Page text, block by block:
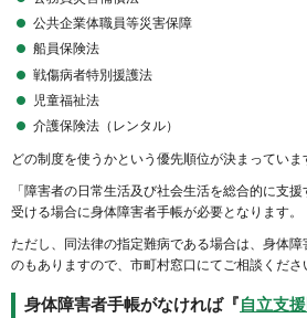
公共企業体職員等災害保障
船員保険法
戦傷病者特別援護法
児童福祉法
介護保険法（レンタル）
どの制度を使うかという優先順位が決まっていま
「障害者の日常生活及び社会生活を総合的に支
受ける場合に身体障害者手帳が必要となります。
ただし、同法律の指定難病である場合は、身体
のもありますので、市町村窓口にてご相談くださ
身体障害者手帳がなければ『自立支